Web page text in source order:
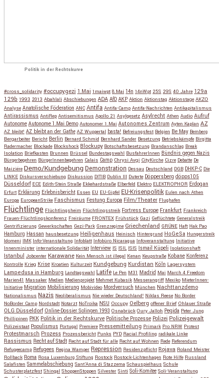
Politik in der Rechtskurve
#cross_solidarity #occupygezi 1.Mai 1maiwpt 8.Mai 14n 14nWpt 25S 29S 40 Jahre 129a
129b 1993 2013 Abahlali Abschiebungen ADA AfD AKP Aktion Aktionstag Aktionstage AKZO
Analyse Anatolische Föderation ANC Antifa Antifa-Camp Antifa-Nachrichten Antikapitalismus
Antirassismus AntiRep Antisemitismus Apollo 21 Asylgesetz Asylrecht Athen Audio Aufruf
Autonome Autonome 1.Mai Demo Autonomer 1.Mai Autonomes Zentrum Ayten Kaplan AZ
AZ bleibt! AZ bleibt an der Gathe AZ Wuppertal basta! Befreiungsfest Belgien Be May Bemberg
Bergarbeiter Bericht Berlin Bernard Schmid Bernhard Sander Besetzung Betriebskämpfe Birgitta
Radermacher Blockade Blockshock Blockupy Botschaftsbesetzung Brandanschlag Break
Isolation Briefkasten Brunnen Brüssel Bundestagswahl BusfahrerInnen Bündnis gegen Nazis
Bürgerbegehren BürgerInnenbegehren Calais Camp Chrysi Avgi CityKirche Cizre Debatte De
Maiziére Demo/Kundgebung Demonstration Dessau Deutschland DGB DHKP-C Die
LINKE Diskursverschiebung Diskussion DITIB Dublin III Duterte Döppersberg döpps105
Düsseldorf ECE Edith-Stein Straße Ekkehardstraße Elberfeld Elektro ELEKTROPHOR Erdogan
Erfurt Erklärung Erlebnisbericht Essen EU EU-Gipfel EU-Krisenpolitik Eulen nach Athen
Europa EuropeanStrike Faschismus Festung Europa Film/Theater Flughafen
Flüchtlinge Flüchtlingsheim Flüchtlingsstreik Fortress Europe Frankfurt Frankreich
Frauen-Flüchtlingskonferenz Freiräume FRONTEX Frühstück Gazi Geflüchtete Generalstreik
Gentrifizierung Gewerkschaften Gezi-Park Grenzregime Griechenland GRÜNE Haft Hak Pao
Hamburg Hassan hausbesetzung Heiligenhaus Heinisch Hintergrund HoGeSa Hungerstreik
Idomeni IMK Info-Veranstaltung Infoblatt Infobüro Nicaragua Infoveranstaltung Initiative
Innenminister internationale Solidarität Interview IS ISIL ISIS Ismail Küpeli Isolationshaft
Istanbul Jobcenter Karawane Kein Mensch ist illegal Kenan Keupstraße Kobane Konferenz
Kontrolle Krieg Krise Kroatien Kulturzeit Kundgebung Kurdistan Köln Lagersystem
Lampedusa in Hamburg Landtagswahl Latife Le Pen M31 Madrid Mai March 4 Freedom
Marien41 Massaker Medien Medienprojekt Mehmet Kubasik Messerangriff Mexiko MieterInnen-
Initiative Migration Mobilisierung Mobivideo Mordversuch München Nachttanzdemo
Nationalismus Nazis Neoliberalismus Nie wieder Deutschland! Niklas Reese No Border
NoBorder Camp Nordstadt Notarzt NoTroika NSU Occupy Oelberg offener Brief Ohlauer Straße
OLG Düsseldorf Online-Dossier Solingen 1993 Osnabrück Oury Jalloh Pegida Peter Jung
Phillipinen PKK Politik in der Rechtskurve Politische Prozesse Polizei Polizeigewalt
Polizeistaat Populismus Portugal Premiere Pressemitteilung Primark Pro NRW Protest
Protestmarsch Prozess Prozessbericht Punks PYD Racial Profiling radikale Linke
Rassismus Recht auf Stadt Recht auf Stadt für alle Recht auf Wohnen Rede Referendum
Refugeecamp Refugees Regina Wamper Repression Residenzpflicht Rojava Roland Meister
Rollback Roma Rosa Luxemburg Stiftung Rostock Rostock-Lichtenhagen Rote Hilfe Russland
Salafisten Sammelabschiebung Sant'Anna di Stazzema Schauspielhaus Schule
Schusterplatzfest Shingal ShoppenStoppen Silvester Sinti Soli-Komitee Soli-Veranstaltung